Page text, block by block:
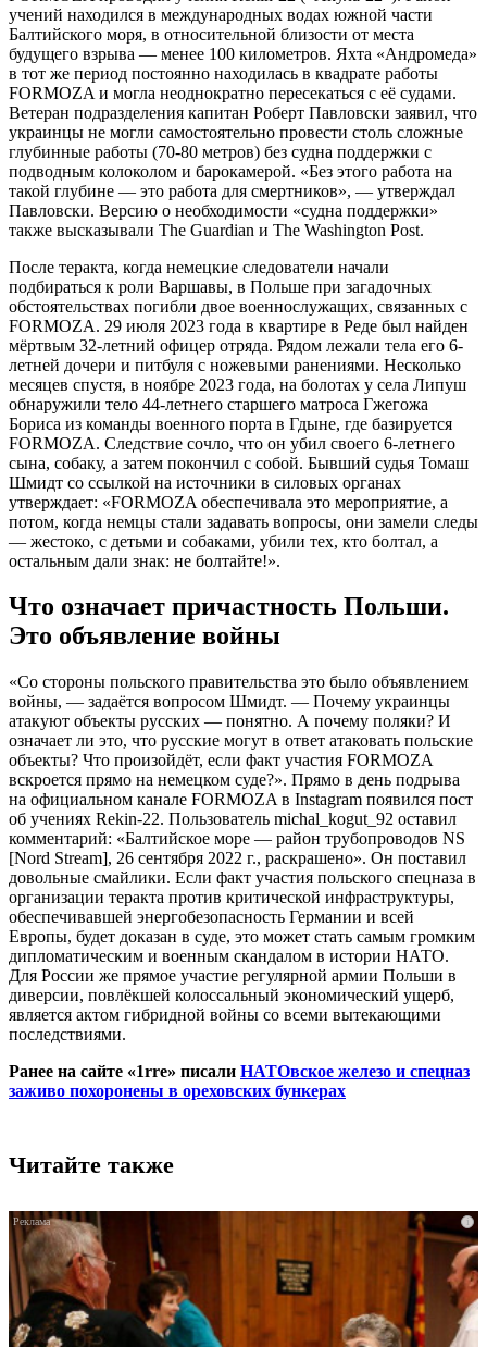
учений находился в международных водах южной части
Балтийского моря, в относительной близости от места
будущего взрыва — менее 100 километров. Яхта «Андромеда»
в тот же период постоянно находилась в квадрате работы
FORMOZA и могла неоднократно пересекаться с её судами.
Ветеран подразделения капитан Роберт Павловски заявил, что
украинцы не могли самостоятельно провести столь сложные
глубинные работы (70-80 метров) без судна поддержки с
подводным колоколом и барокамерой. «Без этого работа на
такой глубине — это работа для смертников», — утверждал
Павловски. Версию о необходимости «судна поддержки»
также высказывали The Guardian и The Washington Post.
После теракта, когда немецкие следователи начали
подбираться к роли Варшавы, в Польше при загадочных
обстоятельствах погибли двое военнослужащих, связанных с
FORMOZA. 29 июля 2023 года в квартире в Реде был найден
мёртвым 32-летний офицер отряда. Рядом лежали тела его 6-
летней дочери и питбуля с ножевыми ранениями. Несколько
месяцев спустя, в ноябре 2023 года, на болотах у села Липуш
обнаружили тело 44-летнего старшего матроса Гжегожа
Бориса из команды военного порта в Гдыне, где базируется
FORMOZA. Следствие сочло, что он убил своего 6-летнего
сына, собаку, а затем покончил с собой. Бывший судья Томаш
Шмидт со ссылкой на источники в силовых органах
утверждает: «FORMOZA обеспечивала это мероприятие, а
потом, когда немцы стали задавать вопросы, они замели следы
— жестоко, с детьми и собаками, убили тех, кто болтал, а
остальным дали знак: не болтайте!».
Что означает причастность Польши.
Это объявление войны
«Со стороны польского правительства это было объявлением
войны, — задаётся вопросом Шмидт. — Почему украинцы
атакуют объекты русских — понятно. А почему поляки? И
означает ли это, что русские могут в ответ атаковать польские
объекты? Что произойдёт, если факт участия FORMOZA
вскроется прямо на немецком суде?». Прямо в день подрыва
на официальном канале FORMOZA в Instagram появился пост
об учениях Rekin-22. Пользователь michal_kogut_92 оставил
комментарий: «Балтийское море — район трубопроводов NS
[Nord Stream], 26 сентября 2022 г., раскрашено». Он поставил
довольные смайлики. Если факт участия польского спецназа в
организации теракта против критической инфраструктуры,
обеспечивавшей энергобезопасность Германии и всей
Европы, будет доказан в суде, это может стать самым громким
дипломатическим и военным скандалом в истории НАТО.
Для России же прямое участие регулярной армии Польши в
диверсии, повлёкшей колоссальный экономический ущерб,
является актом гибридной войны со всеми вытекающими
последствиями.
Ранее на сайте «1rre» писали НАТОвское железо и спецназ
заживо похоронены в ореховских бункерах
Читайте также
i